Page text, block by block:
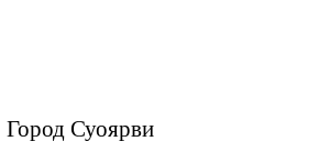
Город Суоярви